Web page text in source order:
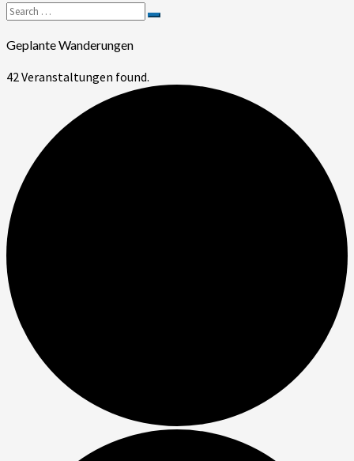
Search
for:
Search
Geplante Wanderungen
42 Veranstaltungen found.